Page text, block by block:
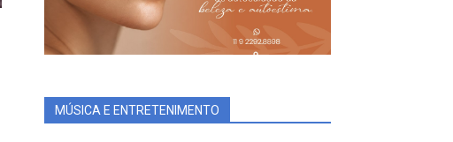
MÚSICA E ENTRETENIMENTO